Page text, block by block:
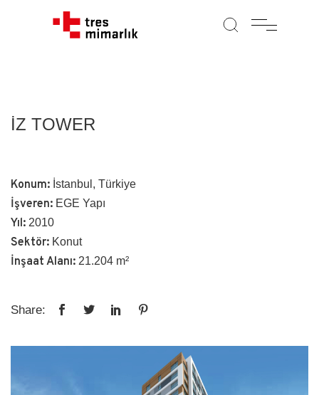
İZ TOWER
Konum: İstanbul, Türkiye
İşveren: EGE Yapı
Yıl: 2010
Sektör: Konut
İnşaat Alanı: 21.204 m²
Share: